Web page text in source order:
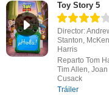
Toy Story 5
Director:
Stanton,
Harris
Reparto Tom
Tim Allen, Joan
Cusack
Tráiler